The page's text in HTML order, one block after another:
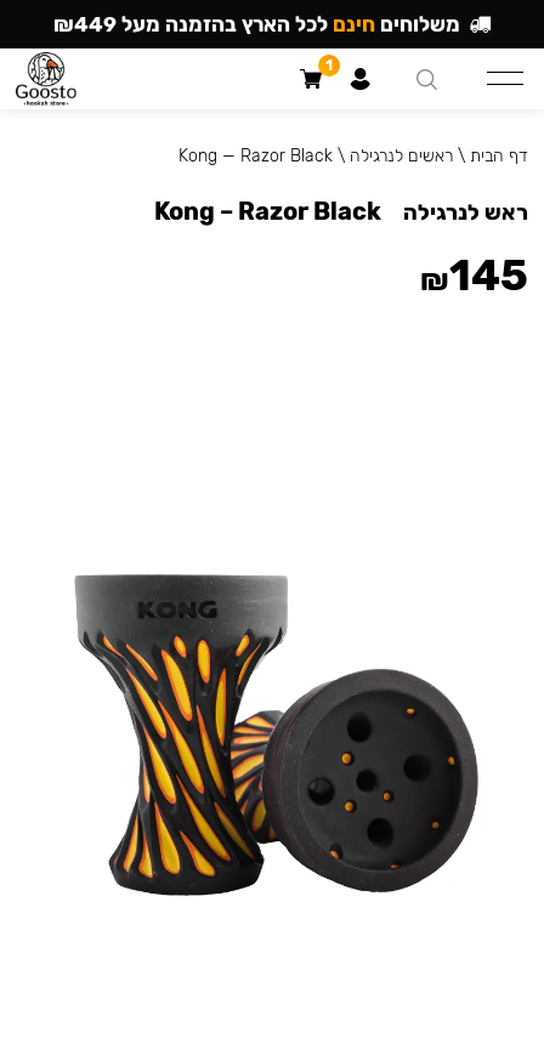
דף הבית \ראשים לנרגילה \
Kong — Razor Black
ראש לנרגילה Kong – Razor Black
₪145
משלוחים חינם לכל הארץ בהזמנה מעל ₪449
1